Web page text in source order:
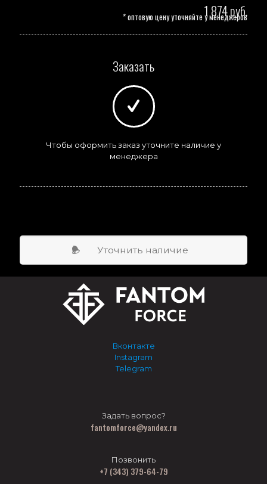
1 874 руб.
* оптовую цену уточняйте у менеджеров
Заказать
Чтобы оформить заказ уточните наличие у
менеджера
Уточнить наличие
Вконтакте
Instagram
Telegram
Задать вопрос?
fantomforce@yandex.ru
Позвонить
+7 (343) 379-64-79